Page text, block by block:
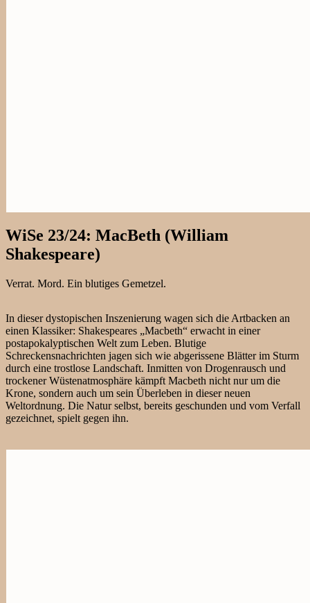
WiSe 23/24: MacBeth (William
Shakespeare)
Verrat. Mord. Ein blutiges Gemetzel.
In dieser dystopischen Inszenierung wagen sich die Artbacken an
einen Klassiker: Shakespeares „Macbeth“ erwacht in einer
postapokalyptischen Welt zum Leben. Blutige
Schreckensnachrichten jagen sich wie abgerissene Blätter im Sturm
durch eine trostlose Landschaft. Inmitten von Drogenrausch und
trockener Wüstenatmosphäre kämpft Macbeth nicht nur um die
Krone, sondern auch um sein Überleben in dieser neuen
Weltordnung. Die Natur selbst, bereits geschunden und vom Verfall
gezeichnet, spielt gegen ihn.